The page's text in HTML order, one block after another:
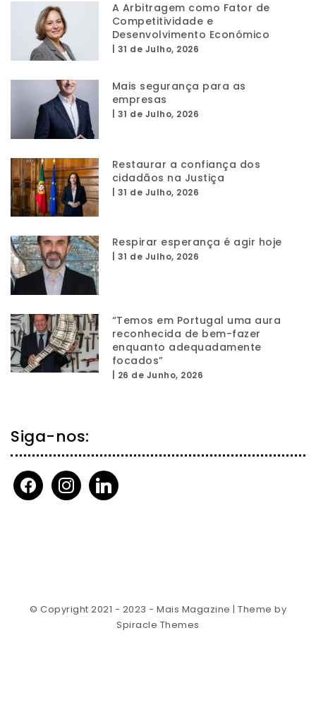
A Arbitragem como Fator de
Competitividade e
Desenvolvimento Económico
31 de Julho, 2026
Mais segurança para as
empresas
31 de Julho, 2026
Restaurar a confiança dos
cidadãos na Justiça
31 de Julho, 2026
Respirar esperança é agir hoje
31 de Julho, 2026
“Temos em Portugal uma aura
reconhecida de bem-fazer
enquanto adequadamente
focados”
26 de Junho, 2026
Siga-nos:
facebookinstagramlinkedin
© Copyright 2021 - 2023 - Mais Magazine | Theme by
Spiracle Themes